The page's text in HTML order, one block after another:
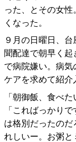
った、とその女
くなった。
９月の日曜日、
聞配達で朝早く
で病院嫌い。病
ケアを求めて紹介
「朝御飯、食べ
「こればっかり
は格別だったのだ
れしいー。お粥と